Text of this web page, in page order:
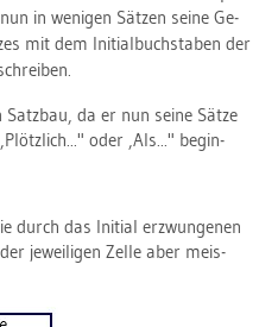
in we­ni­gen Sät­zen seine Ge­
mit dem In­iti­al­buch­sta­ben der
da er nun seine Sätze
oder ,Als..." be­gin­
durch das In­iti­al er­zwun­ge­nen
je­wei­li­gen Zelle aber meis­